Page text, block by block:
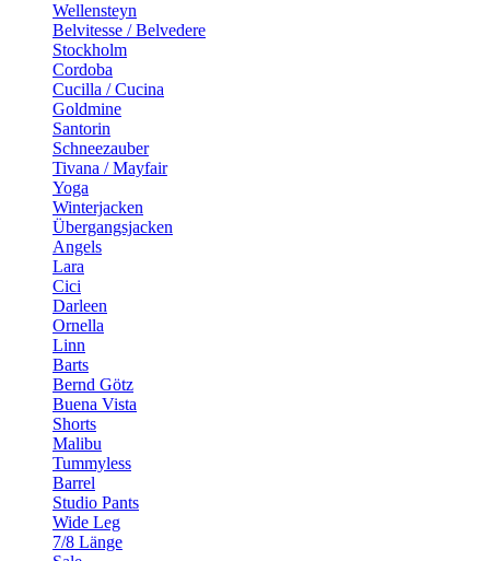
Wellensteyn
Belvitesse / Belvedere
Stockholm
Cordoba
Cucilla / Cucina
Goldmine
Santorin
Schneezauber
Tivana / Mayfair
Yoga
Winterjacken
Übergangsjacken
Angels
Lara
Cici
Darleen
Ornella
Linn
Barts
Bernd Götz
Buena Vista
Shorts
Malibu
Tummyless
Barrel
Studio Pants
Wide Leg
7/8 Länge